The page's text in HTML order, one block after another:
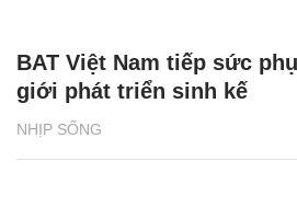
NHỊP SỐNG
BAT Việt Nam tiếp sức
giới phát triển sinh kế